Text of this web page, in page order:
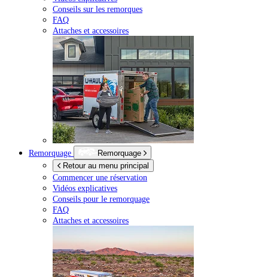
Conseils sur les remorques
FAQ
Attaches et accessoires
Remorquage
Remorquage
Retour au menu principal
Commencer une réservation
Vidéos explicatives
Conseils pour le remorquage
FAQ
Attaches et accessoires